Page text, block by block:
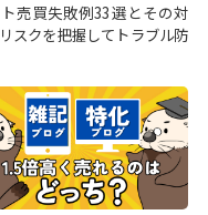
売買失敗例33選とその対
スクを把握してトラブル防